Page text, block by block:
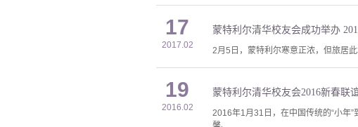
17
2017.02
蒙特利尔清华校友会成功举办
2月5日，蒙特利尔寒意正浓，但旅居
19
2016.02
蒙特利尔清华校友会2016新春联
2016年1月31日，在中国传统的“小年